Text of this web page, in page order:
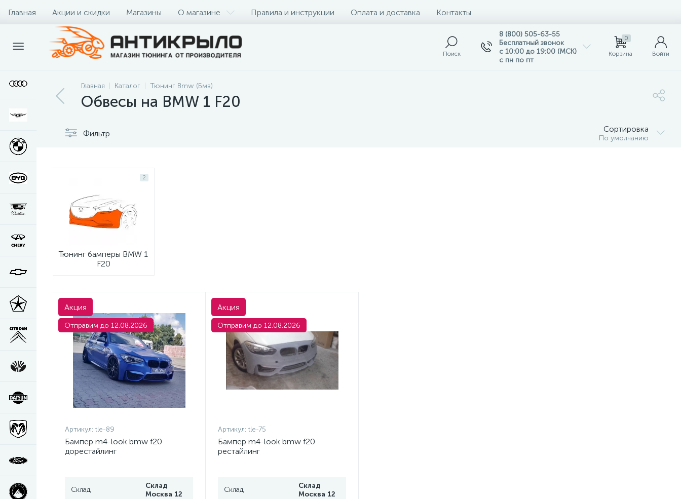
Главная Акции и скидки Магазины О магазине Правила и инструкции Оплата и доставка Контакты
Поиск
8 (800) 505-63-55
Бесплатный звонок
с 10:00 до 19:00 (МСК)
с пн по пт
0
Корзина Войти
Главная Каталог Тюнинг Bmw (Бмв)
Обвесы на BMW 1 F20
Фильтр Сортировка
По умолчанию
2
Тюнинг бамперы BMW 1
F20
Акция
Отправим до 12.08.2026
Артикул: tle-89
Бампер m4-look bmw f20
дорестайлинг
Склад
Склад
Москва 12
Акция
Отправим до 12.08.2026
Артикул: tle-75
Бампер m4-look bmw f20
рестайлинг
Склад
Склад
Москва 12